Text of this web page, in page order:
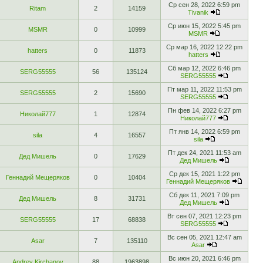
Ritam 2 14159
Ср сен 28, 2022 6:59 pm
Tivanik
MSMR 0 10999
Ср июн 15, 2022 5:45 pm
MSMR
hatters 0 11873
Ср мар 16, 2022 12:22 pm
hatters
SERG55555 56 135124
Сб мар 12, 2022 6:46 pm
SERG55555
SERG55555 2 15690
Пт мар 11, 2022 11:53 pm
SERG55555
Николай777 1 12874
Пн фев 14, 2022 6:27 pm
Николай777
sila 4 16557
Пт янв 14, 2022 6:59 pm
sila
Дед Мишель 0 17629
Пт дек 24, 2021 11:53 am
Дед Мишель
Геннадий Мещеряков 0 10404
Ср дек 15, 2021 1:22 pm
Геннадий Мещеряков
Дед Мишель 8 31731
Сб дек 11, 2021 7:09 pm
Дед Мишель
SERG55555 17 68838
Вт сен 07, 2021 12:23 pm
SERG55555
Asar 7 135110
Вс сен 05, 2021 12:47 am
Asar
Вс июн 20, 2021 6:46 pm